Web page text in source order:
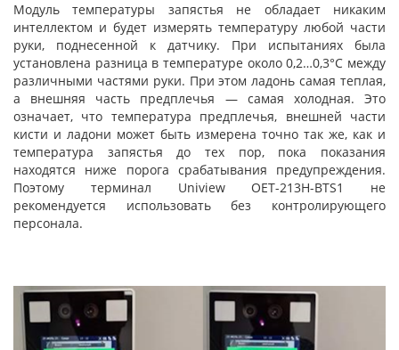
Модуль температуры запястья не обладает никаким
интеллектом и будет измерять температуру любой части
руки, поднесенной к датчику. При испытаниях была
установлена разница в температуре около 0,2…0,3°C между
различными частями руки. При этом ладонь самая теплая,
а внешняя часть предплечья — самая холодная. Это
означает, что температура предплечья, внешней части
кисти и ладони может быть измерена точно так же, как и
температура запястья до тех пор, пока показания
находятся ниже порога срабатывания предупреждения.
Поэтому терминал Uniview OET-213H-BTS1 не
рекомендуется использовать без контролирующего
персонала.